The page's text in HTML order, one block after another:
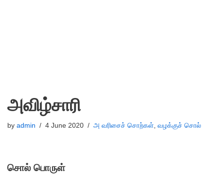
அவிழ்சாரி
by admin 4 June 2020 அ வரிசைச் சொற்கள், வழக்குச் சொல்
சொல் பொருள்